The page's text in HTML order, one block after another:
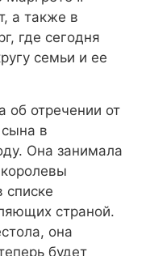
а также в
где сегодня
семьи и ее
об отречении от
в
Она занимала
списке
страной.
она
будет